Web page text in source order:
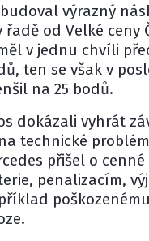
výrazný
od Velké ceny
v jednu chvíli
ten se však v
na 25 bodů.
dokázali vyhrát
technické
přišel o
penalizacím,